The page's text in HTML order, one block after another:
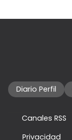
Diario Perfil
Canales RSS
Privacidad